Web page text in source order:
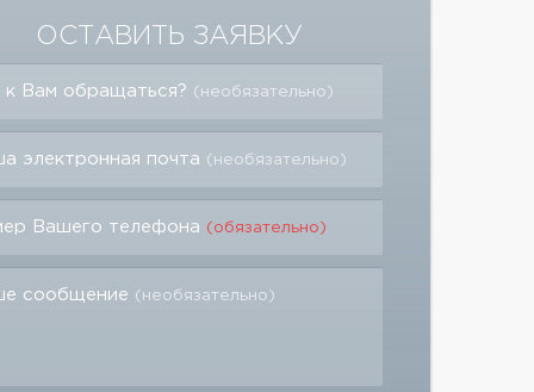
ОСТАВИТЬ ЗАЯВКУ
к Вам обращаться? (необязательно)
электронная почта (необязательно)
Вашего телефона (обязательно)
сообщение (необязательно)